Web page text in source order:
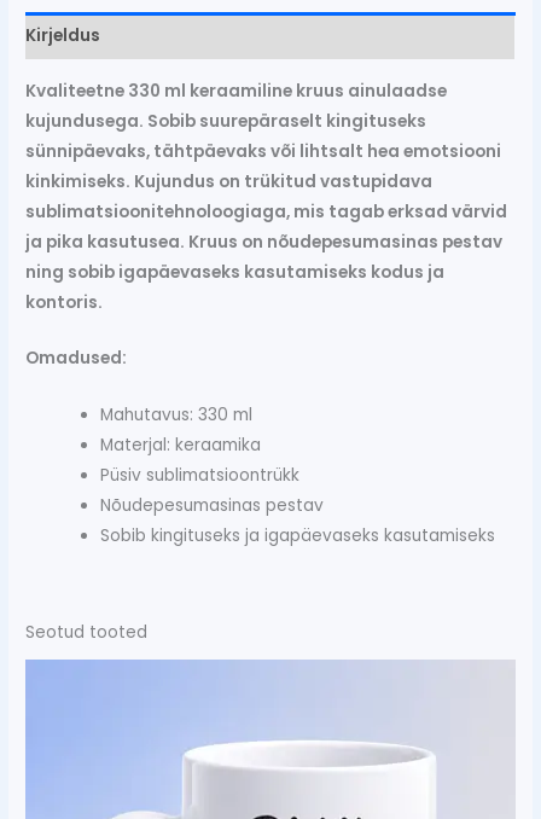
Kirjeldus
Kvaliteetne 330 ml keraamiline kruus ainulaadse
kujundusega. Sobib suurepäraselt kingituseks
sünnipäevaks, tähtpäevaks või lihtsalt hea emotsiooni
kinkimiseks. Kujundus on trükitud vastupidava
sublimatsioonitehnoloogiaga, mis tagab erksad värvid
ja pika kasutusea. Kruus on nõudepesumasinas pestav
ning sobib igapäevaseks kasutamiseks kodus ja
kontoris.
Omadused:
Mahutavus: 330 ml
Materjal: keraamika
Püsiv sublimatsioontrükk
Nõudepesumasinas pestav
Sobib kingituseks ja igapäevaseks kasutamiseks
Seotud tooted